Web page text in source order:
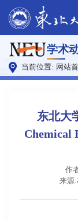
学术
当前位置: 网站
东北大
Chemical
作
来源